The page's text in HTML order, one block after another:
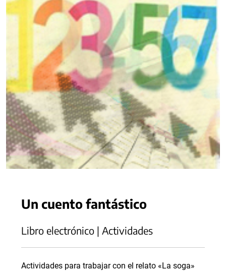
Un cuento fantástico
Libro electrónico | Actividades
Actividades para trabajar con el relato «La soga»